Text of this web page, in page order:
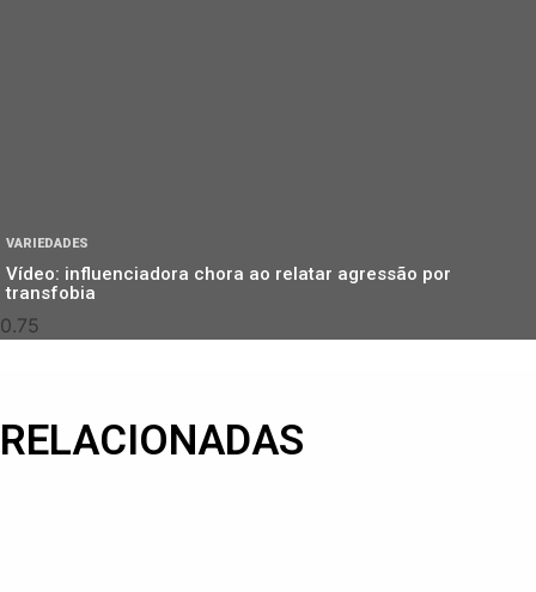
VARIEDADES
Vídeo: influenciadora chora ao relatar agressão por
transfobia
RELACIONADAS